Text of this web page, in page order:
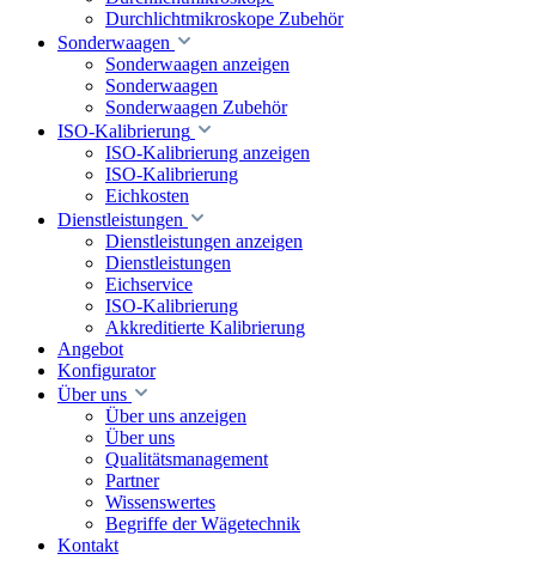
Durchlichtmikroskope Zubehör
Sonderwaagen
Sonderwaagen anzeigen
Sonderwaagen
Sonderwaagen Zubehör
ISO-Kalibrierung
ISO-Kalibrierung anzeigen
ISO-Kalibrierung
Eichkosten
Dienstleistungen
Dienstleistungen anzeigen
Dienstleistungen
Eichservice
ISO-Kalibrierung
Akkreditierte Kalibrierung
Angebot
Konfigurator
Über uns
Über uns anzeigen
Über uns
Qualitätsmanagement
Partner
Wissenswertes
Begriffe der Wägetechnik
Kontakt